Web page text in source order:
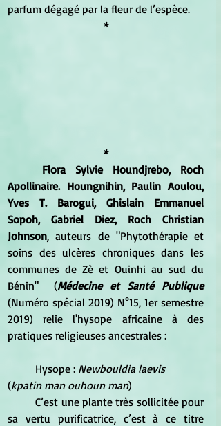
parfum dégagé par la fleur de l’espèce.
*
*
Flora Sylvie Houndjrebo, Roch
Apollinaire. Houngnihin, Paulin Aoulou,
Yves T. Barogui, Ghislain Emmanuel
Sopoh, Gabriel Diez, Roch Christian
Johnson, auteurs de "Phytothérapie et
soins des ulcères chroniques dans les
communes de Zè et Ouinhi au sud du
Bénin"  (Médecine et Santé Publique
(Numéro spécial 2019) N°15, 1er semestre
2019) relie l'hysope africaine à des
pratiques religieuses ancestrales :
	Hysope :
Newbouldia laevis
(kpatin man ouhoun man)
	C’est une plante très sollicitée pour
sa vertu purificatrice, c’est à ce titre